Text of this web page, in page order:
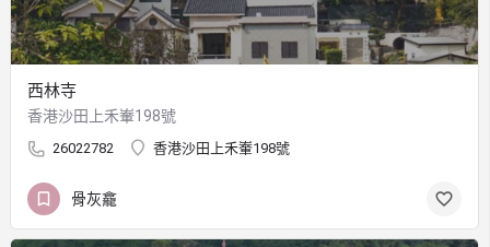
西林寺
香港沙田上禾輋198號
26022782 香港沙田上禾輋198號
骨灰龕